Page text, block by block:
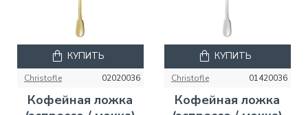
Christofle 02020036
Кофейная ложка
КУПИТЬ
Christofle 01420036
Кофейная ложка
КУПИТЬ